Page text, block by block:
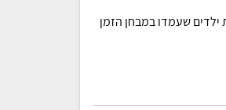
ילדים שעמדו במבחן הזמן